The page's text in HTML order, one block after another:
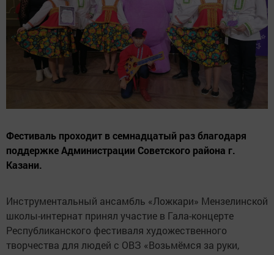
Фестиваль проходит в семнадцатый раз благодаря
поддержке Администрации Советского района г.
Казани.
Инструментальный ансамбль «Ложкари» Мензелинской
школы-интернат принял участие в Гала-концерте
Республиканского фестиваля художественного
творчества для людей с ОВЗ «Возьмёмся за руки,